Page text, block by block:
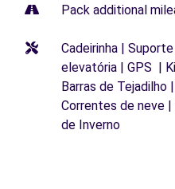
Pack additional
Cadeirinha |
elevatória | GPS |
Barras de Tejadilho
Correntes de neve
de Inverno